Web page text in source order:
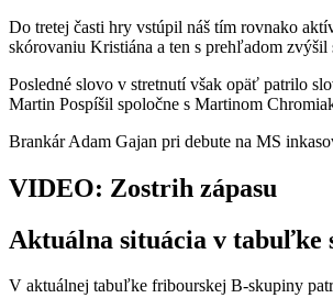
Do tretej časti hry vstúpil náš tím rovnako
skórovaniu Kristiána a ten s prehľadom
Posledné slovo v stretnutí však opäť patrilo
Martin Pospíšil spoločne s Martinom
Brankár Adam Gajan pri debute na MS
VIDEO: Zostrih zápasu
Aktuálna situácia v tabuľke
V aktuálnej tabuľke fribourskej B-skupiny